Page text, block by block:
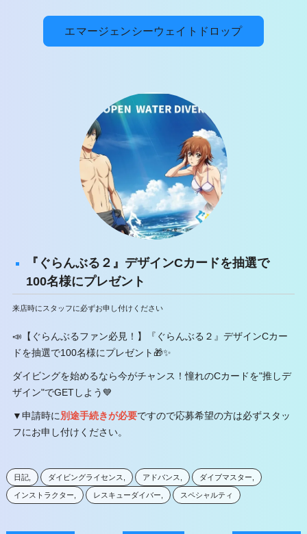
エマージェンシーウェイトドロップ
『ぐらんぶる２』デザインCカードを抽選で
100名様にプレゼント
来店時にスタッフに必ずお申し付けください
📣【ぐらんぶるファン必見！】『ぐらんぶる２』デザインCカー
ドを抽選で100名様にプレゼント🎁✨
ダイビングを始めるなら今がチャンス！憧れのCカードを"推しデ
ザイン"でGETしよう💙
▼申請時に 別途手続きが必要ですので応募希望の方は必ずスタッ
フにお申し付けください。
日記 ダイビングライセンス アドバンス ダイブマスター
インストラクター レスキューダイバー スペシャルティ